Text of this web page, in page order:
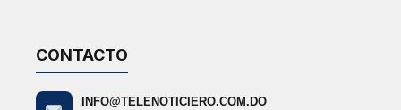
CONTACTO
INFO@TELENOTICIERO.COM.DO